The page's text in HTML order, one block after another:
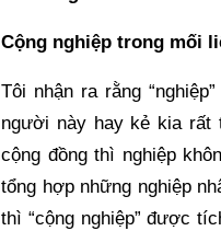
Cộng nghiệp trong mối
Tôi nhận ra rằng
người này hay kẻ kia rất
cộng đồng thì nghiệp
tổng hợp những nghiệp
thì “cộng nghiệp” được